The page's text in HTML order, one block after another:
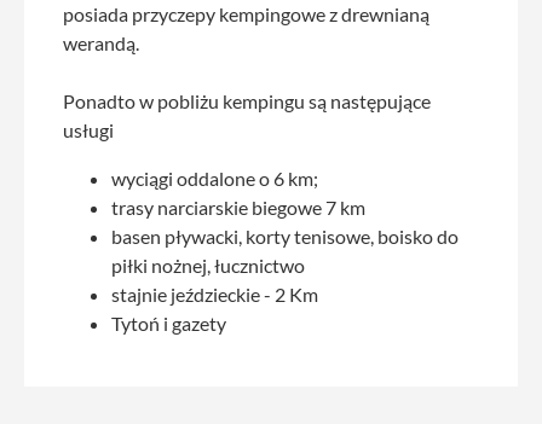
posiada przyczepy kempingowe z drewnianą
werandą.
Ponadto w pobliżu kempingu są następujące
usługi
wyciągi oddalone o 6 km;
trasy narciarskie biegowe 7 km
basen pływacki, korty tenisowe, boisko do
piłki nożnej, łucznictwo
stajnie jeździeckie - 2 Km
Tytoń i gazety